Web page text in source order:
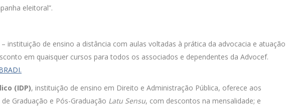
eleitoral”.
– instituição de ensino a distância com aulas voltadas à prática da advocacia e atuação
em quaisquer cursos para todos os associados e dependentes da Advocef.
(IDP), instituição de ensino em Direito e Administração Pública, oferece aos
Graduação e Pós-Graduação Latu Sensu, com descontos na mensalidade; e